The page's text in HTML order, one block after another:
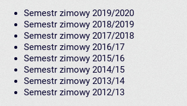
Semestr zimowy 2019/2020
Semestr zimowy 2018/2019
Semestr zimowy 2017/2018
Semestr zimowy 2016/17
Semestr zimowy 2015/16
Semestr zimowy 2014/15
Semestr zimowy 2013/14
Semestr zimowy 2012/13